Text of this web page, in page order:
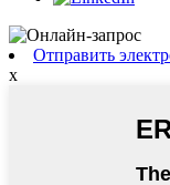
Отправить
x